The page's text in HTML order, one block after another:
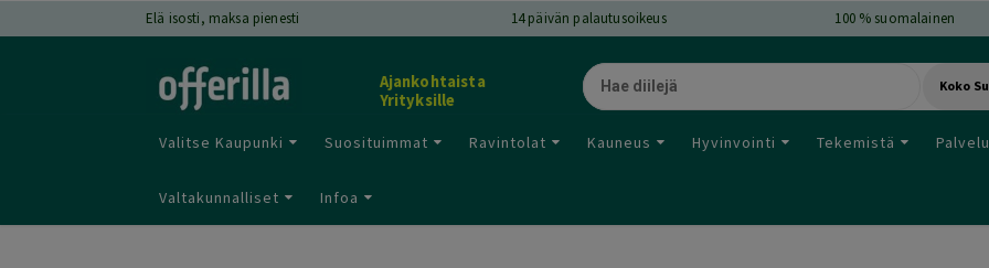
Elä isosti, maksa pienesti 14päivän palautusoikeus 100 % suomalainen
Ajankohtaista
Yrityksille
Koko
Valitse Kaupunki Suosituimmat Ravintolat Kauneus Hyvinvointi Tekemistä
Valtakunnalliset Infoa